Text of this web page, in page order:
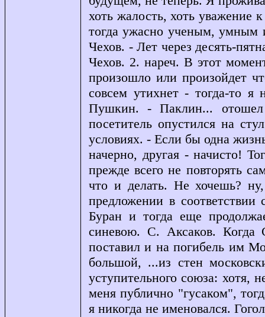
хоть жалость, хоть
тогда ужасно ученым,
Чехов. - Лет через десять-
Чехов. 2. нареч. В этот
произошло или произойдет
совсем утихнет - тогда-то я
Пушкин. - Паклин... отошел
посетитель опустился на
условиях. - Если бы одна
начерно, другая - начисто!
прежде всего не повторять
что и делать. Не хочешь?
предложении в
Буран и тогда еще
синевою. С. Аксаков. Когда
поставил и на погибель им
большой, ...из стен
уступительного союза: хотя,
меня публично "гусаком",
я никогда не именовался.